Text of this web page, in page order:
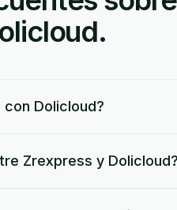
Dolicloud?
Zrexpress y Dolicloud?